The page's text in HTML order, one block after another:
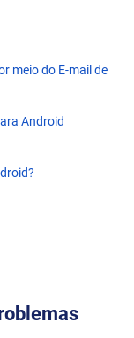
meio do E-mail de
Android